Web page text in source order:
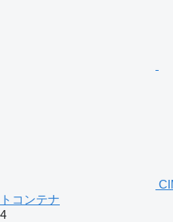
トコンテナ
4